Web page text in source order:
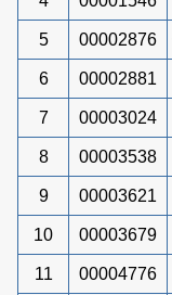
5 00002876
6 00002881
7 00003024
8 00003538
9 00003621
10 00003679
11 00004776